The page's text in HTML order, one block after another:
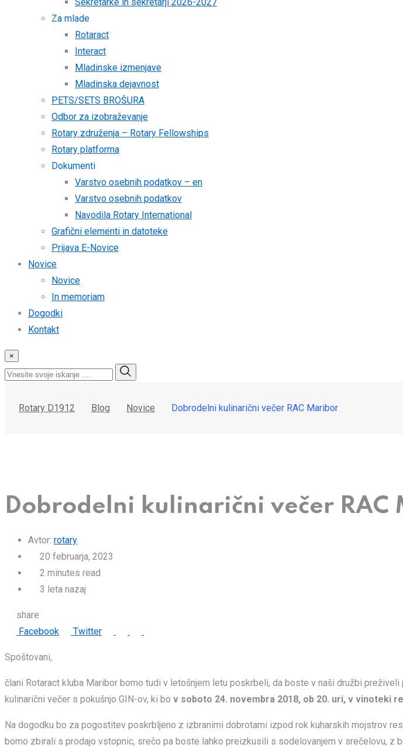
Za mlade
Rotaract
Interact
Mladinske izmenjave
Mladinska dejavnost
PETS/SETS BROŠURA
Odbor za izobraževanje
Rotary združenja – Rotary Fellowships
Rotary platforma
Dokumenti
Varstvo osebnih podatkov – en
Varstvo osebnih podatkov
Navodila Rotary International
Grafični elementi in datoteke
Prijava E-Novice
Novice
Novice
In memoriam
Dogodki
Kontakt
×
Rotary D1912 Blog Novice Dobrodelni kulinarični večer RAC Maribor
Dobrodelni kulinarični večer RAC
Avtor: rotary
20 februarja, 2023
2 minutes read
3 leta nazaj
share
Facebook
Twitter
Spoštovani,
člani Rotaract kluba Maribor bomo tudi v letošnjem letu poskrbeli, da boste v naši družbi
kulinarični večer s pokušnjo GIN-ov, ki bo v soboto 24. novembra 2018, ob 20. uri, v vinoteki
Na dogodku bo za pogostitev poskrbljeno z izbranimi dobrotami izpod rok kuharskih mojstrov
bomo zbirali s prodajo vstopnic, srečo pa boste lahko preizkusili s sodelovanjem v srečelovu, z